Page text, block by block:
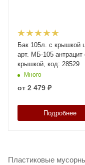
Бак 105л. с крышкой
арт. МБ-105 антрацит
крышкой, код: 28529
Много
от 2 479 ₽
Подробнее
Пластиковые